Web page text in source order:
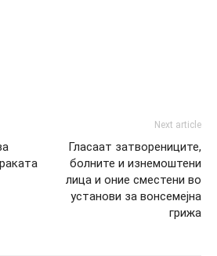
Next article
Гласаат затворениците,
болните и изнемоштени
лица и оние сместени во
установи за вонсемејна
грижа